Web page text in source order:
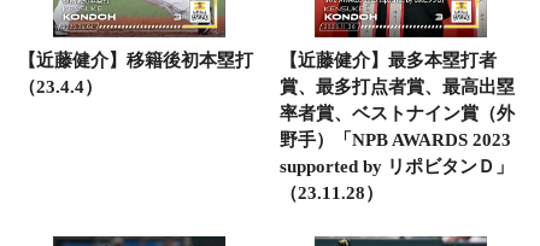
【近藤健介】移籍後初本塁打
（23.4.4）
【近藤健介】最多本塁打者
賞、最多打点者賞、最高出塁
率者賞、ベストナイン賞（外
野手）「NPB AWARDS 2023
supported by リポビタンＤ」
（23.11.28）